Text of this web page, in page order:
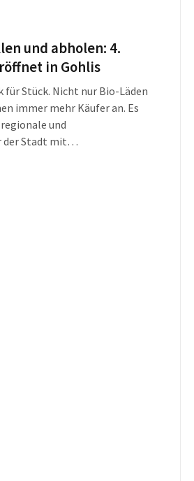
und abholen: 4.
in Gohlis
für Stück. Nicht nur Bio-Läden
immer mehr Käufer an. Es
und
Stadt mit